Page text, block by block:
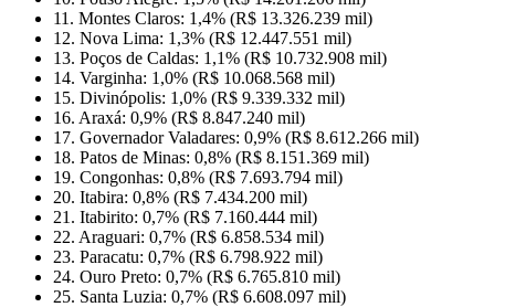
11. Montes Claros: 1,4% (R$ 13.326.239 mil)
12. Nova Lima: 1,3% (R$ 12.447.551 mil)
13. Poços de Caldas: 1,1% (R$ 10.732.908 mil)
14. Varginha: 1,0% (R$ 10.068.568 mil)
15. Divinópolis: 1,0% (R$ 9.339.332 mil)
16. Araxá: 0,9% (R$ 8.847.240 mil)
17. Governador Valadares: 0,9% (R$ 8.612.266 mil)
18. Patos de Minas: 0,8% (R$ 8.151.369 mil)
19. Congonhas: 0,8% (R$ 7.693.794 mil)
20. Itabira: 0,8% (R$ 7.434.200 mil)
21. Itabirito: 0,7% (R$ 7.160.444 mil)
22. Araguari: 0,7% (R$ 6.858.534 mil)
23. Paracatu: 0,7% (R$ 6.798.922 mil)
24. Ouro Preto: 0,7% (R$ 6.765.810 mil)
25. Santa Luzia: 0,7% (R$ 6.608.097 mil)